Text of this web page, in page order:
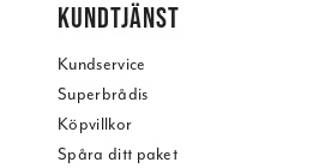
KUNDTJÄNST
Kundservice
Superbrådis
Köpvillkor
Spåra ditt paket